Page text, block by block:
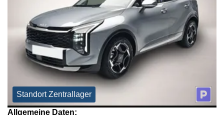
Standort Zentrallager
Allgemeine Daten: